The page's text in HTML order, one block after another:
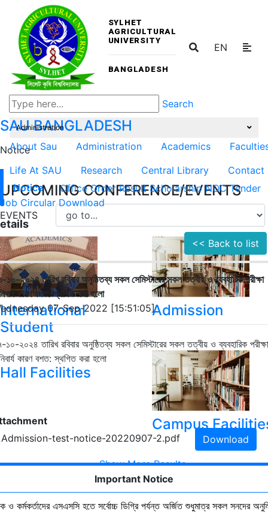
SYLHET
AGRICULTURAL
UNIVERSITY
BANGLADESH
EN
Search
SAUBANGLADESH
About Sau Administration Academics
Life At SAU
Research Central Library Contact
UPCOMING CONFERENCE/EVENTS
EVENTS
International
Student
Admission
Hall Facilities
Campus
Show More Results
Administration
Notice
Notice Office Order Result Scholarship NOC Tender
Job Circular Download
<< Back to list
১০-২০২৪ তারিখ রবিবার অনুষ্ঠিতব্য সকল সেমিস্টারের সকল তত্বীয় ও ব্যবহারিক পরীক্ষা
কারণ বশত: স্থগিত করা হলো
07-Sep-2022 [15:51:05]
১০-২০২৪ তারিখ রবিবার অনুষ্ঠিতব্য সকল সেমিস্টারের সকল তত্বীয় ও ব্যবহারিক পরীক্ষা
কারণ বশত: স্থগিত করা হলো
Admission-test-notice-20220907-2.pdf
Download
Important Notice
ও কর্মকর্তাদের এসএসসি হতে সর্বোচ্চ ডিগ্রি পর্যন্ত অর্জিত শুধুমাত্র সকল সনদের